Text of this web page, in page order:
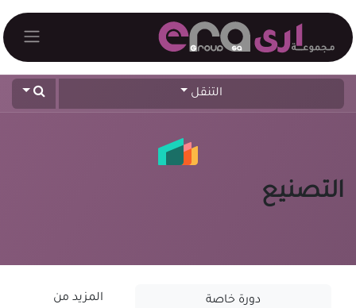
التنقل
التصنيع
دورة خاصة
المزيد من